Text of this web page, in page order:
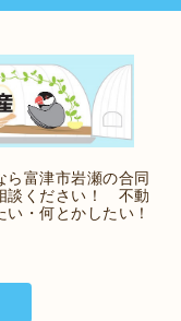
富津市岩瀬の合同
談ください！ 不動
・何とかしたい！